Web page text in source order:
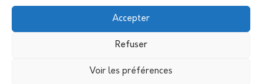
Accepter
Refuser
Voir les préférences